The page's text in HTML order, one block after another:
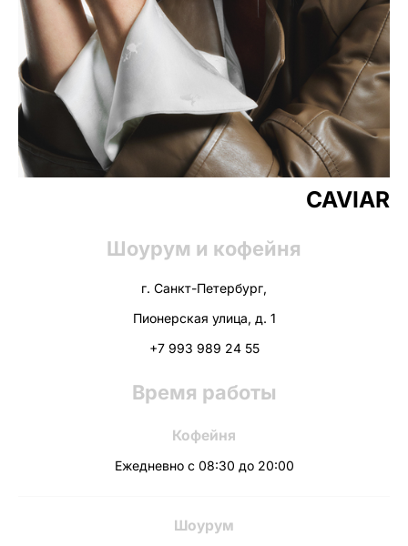
CAVIAR
Шоурум и кофейня
г. Санкт-Петербург,
Пионерская улица, д. 1
+7 993 989 24 55
Время работы
Кофейня
Ежедневно с 08:30 до 20:00
Шоурум